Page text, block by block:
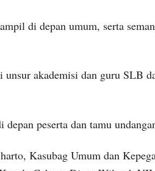
di depan umum, serta
unsur akademisi dan guru SLB
peserta dan tamu
Kasubag Umum dan